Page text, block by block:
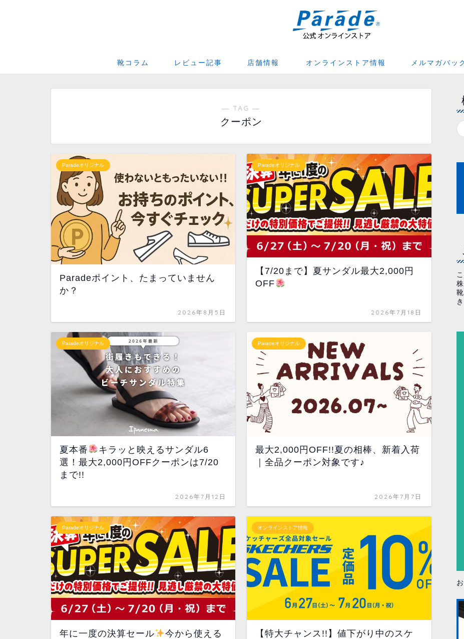
靴コラム レビュー記事 店舗情報 オンラインストア情報 メルマガバッ
― TAG ―
クーポン
Paradeオリジナル
Paradeポイント、たまっていません
か？
2026年8月5日
Paradeオリジナル
【7/20まで】夏サンダル最大2,000円
OFF
2026年7月18日
Paradeオリジナル
夏本番
キラッと映えるサンダル6
選！最大2,000円OFFクーポンは7/20
まで!!
2026年7月12日
Paradeオリジナル
最大2,000円OFF!!夏の相棒、新着入荷
｜全品クーポン対象です♪
2026年7月7日
Paradeオリジナル
年に一度の決算セール
今から使える
オンラインストア情報
【特大チャンス!!】値下がり中のスケ